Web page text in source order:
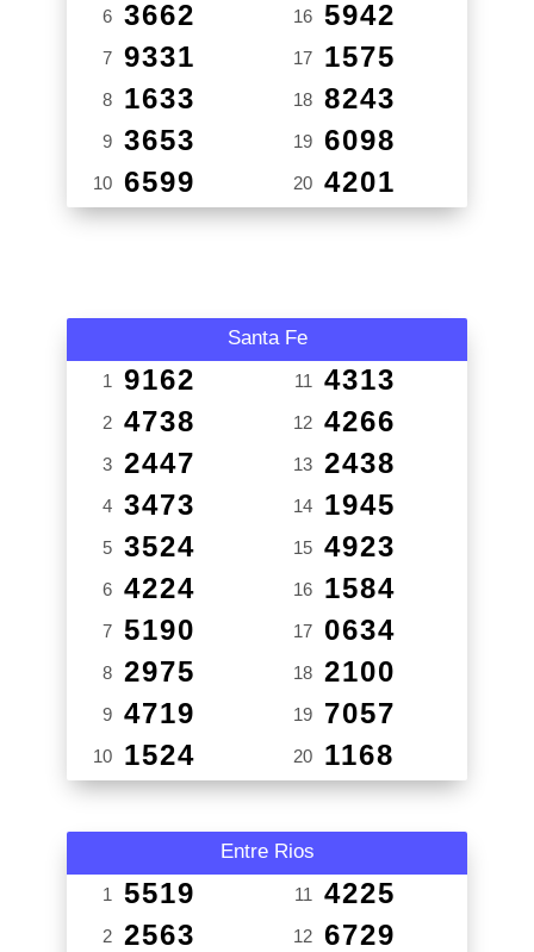
6 3662
7 9331
8 1633
9 3653
10 6599
16 5942
17 1575
18 8243
19 6098
20 4201
Santa Fe
1 9162
2 4738
3 2447
4 3473
5 3524
6 4224
7 5190
8 2975
9 4719
10 1524
11 4313
12 4266
13 2438
14 1945
15 4923
16 1584
17 0634
18 2100
19 7057
20 1168
Entre Rios
1 5519
2 2563
11 4225
12 6729